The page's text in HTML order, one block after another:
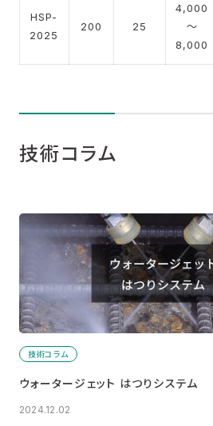
HSP-
2025
200 25
4,000
～
8,000
技術コラム
技術コラム
ウォータージェット はつりシステム
2024.12.02